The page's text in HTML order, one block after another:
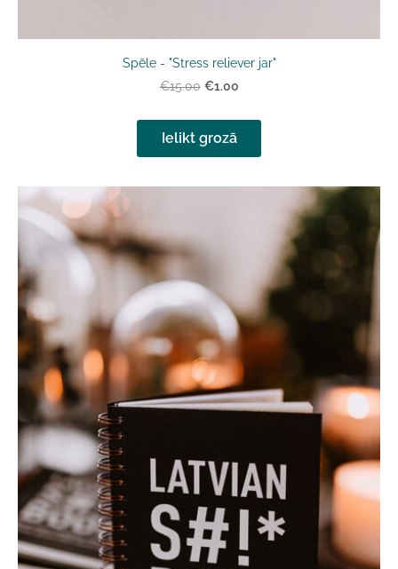
Spēle - "Stress reliever jar"
€15.00 €1.00
Ielikt grozā